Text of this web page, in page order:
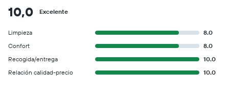
10,0 Excelente
Limpieza
8.0
Confort
8.0
Recogida/entrega
10.0
Relación calidad-precio
10.0